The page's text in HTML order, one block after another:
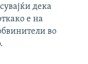
дека
е на
во